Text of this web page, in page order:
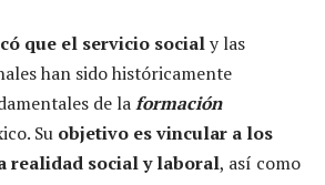
que el servicio socialy las
han sido históricamente
de laformación
Su objetivo es vincular a los
realidad social y laboral, así como